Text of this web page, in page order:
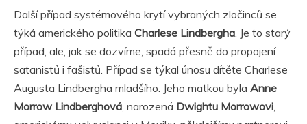
Další případ systémového krytí vybraných zločinců se
týká amerického politika Charlese Lindbergha. Je to starý
případ, ale, jak se dozvíme, spadá přesně do propojení
satanistů i fašistů. Případ se týkal únosu dítěte Charlese
Augusta Lindbergha mladšího. Jeho matkou byla Anne
Morrow Lindberghová, narozená Dwightu Morrowovi,